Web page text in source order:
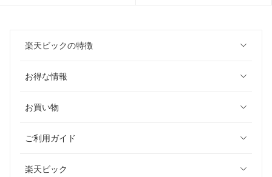
楽天ビックの特徴
お得な情報
お買い物
ご利用ガイド
楽天ビック